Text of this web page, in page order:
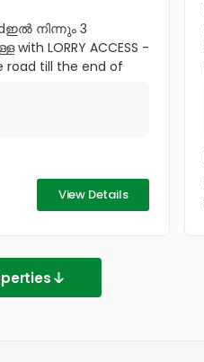
നിന്നും 3
LORRY ACCESS -
road till the end of
View Details